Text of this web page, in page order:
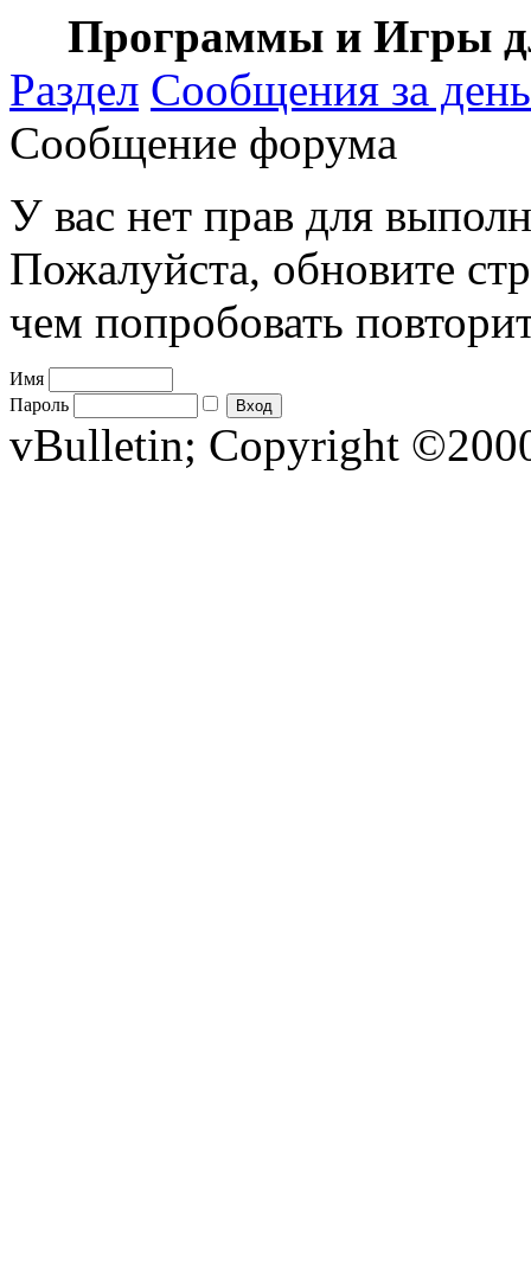
Программы и Игры
Раздел Сообщения за день
Сообщение форума
У вас нет прав для
Пожалуйста, обновите
чем попробовать
Имя
Пароль
vBulletin; Copyright